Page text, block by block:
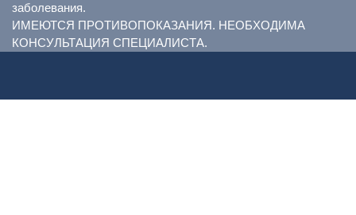
заболевания.
ИМЕЮТСЯ ПРОТИВОПОКАЗАНИЯ. НЕОБХОДИМА
КОНСУЛЬТАЦИЯ СПЕЦИАЛИСТА.